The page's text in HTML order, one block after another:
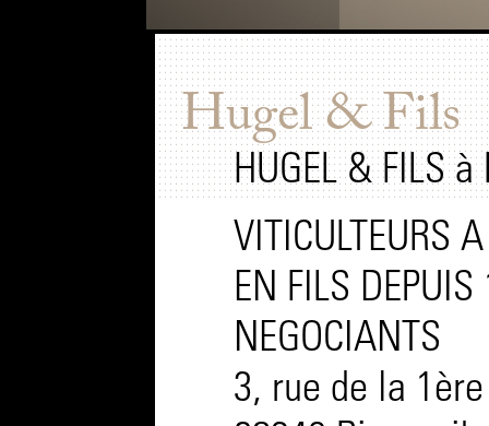
Hugel & Fils
HUGEL & FILS à
VITICULTEURS
EN FILS
NEGOCIANTS
3, rue de la